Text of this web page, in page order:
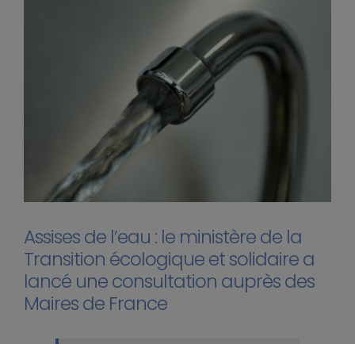
Assises de l’eau : le ministère de la
Transition écologique et solidaire a
lancé une consultation auprès des
Maires de France